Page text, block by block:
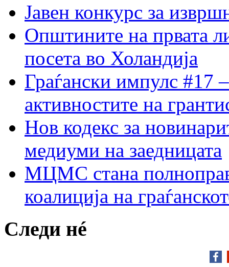
Јавен конкурс за
Општините на првата
посета во Холандија
Граѓански импулс #17
активностите на
Нов кодекс за
медиуми на заедницата
МЦМС стана
коалиција на
Следи нé